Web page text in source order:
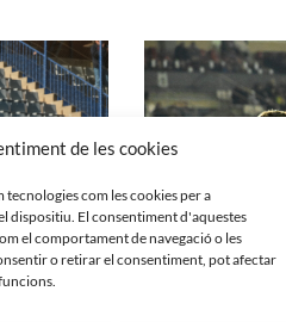
de les cookies
com les cookies per a
dispositiu. El consentiment d'aquestes
el comportament de navegació o les
o retirar el consentiment, pot afectar